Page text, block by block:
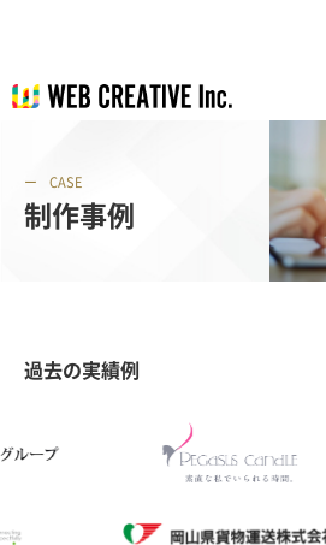
CASE
制作事例
過去の実績例